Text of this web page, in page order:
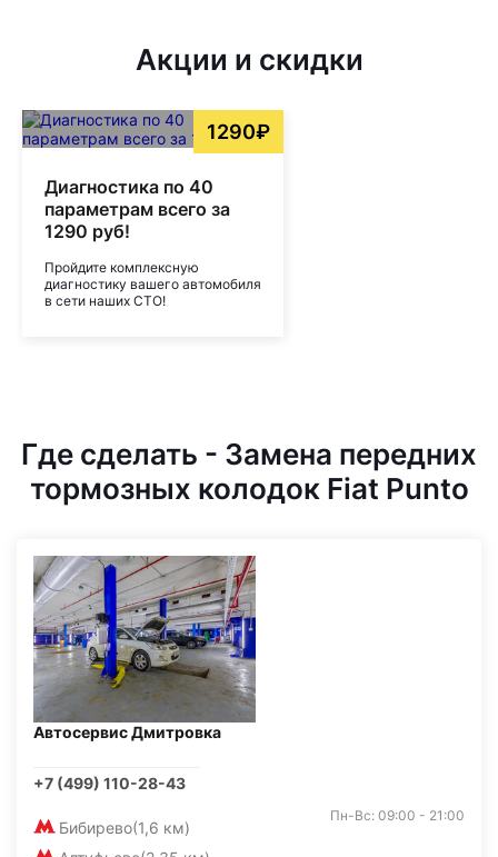
Акции и скидки
1290₽
Диагностика по 40
параметрам всего за
1290 руб!
Пройдите комплексную
диагностику вашего автомобиля
в сети наших СТО!
Где сделать - Замена передних
тормозных колодок Fiat Punto
Автосервис Дмитровка
+7 (499) 110-28-43
Бибирево(1,6 км)
Пн-Вс: 09:00 - 21:00